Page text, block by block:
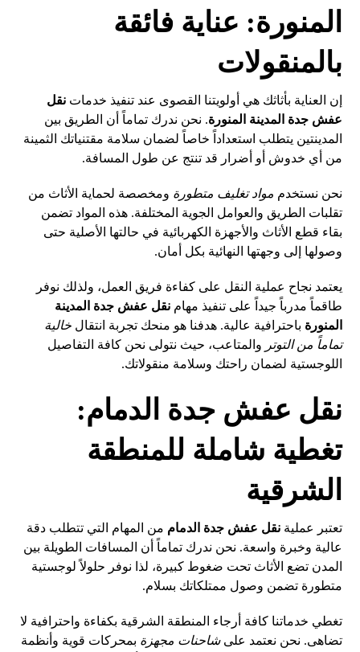
المنورة: عناية فائقة
بالمنقولات
إن العناية بأثاثك هي أولويتنا القصوى عند تنفيذ خدماتنقل
عفش جدة المدينة المنورة. نحن ندرك تماماً أن الطريق بين
المدينتين يتطلب استعداداً خاصاً لضمان سلامة مقتنياتك الثمينة
من أي خدوش أو أضرار قد تنتج عن طول المسافة.
نحن نستخدم مواد تغليف متطورة ومخصصة لحماية الأثاث من
تقلبات الطريق والعوامل الجوية المختلفة. هذه المواد تضمن
بقاء قطع الأثاث والأجهزة الكهربائية في حالتها الأصلية حتى
وصولها إلى وجهتها النهائية بكل أمان.
يعتمد نجاح عملية النقل على كفاءة فريق العمل، ولذلك نوفر
طاقماً مدرباً جيداً على تنفيذ مهامنقل عفش جدة المدينة
المنورة باحترافية عالية. هدفنا هو منحك تجربة انتقالخالية
تماماً من التوتر والمتاعب، حيث نتولى نحن كافة التفاصيل
اللوجستية لضمان راحتك وسلامة منقولاتك.
نقل عفش جدة الدمام:
تغطية شاملة للمنطقة
الشرقية
تعتبر عمليةنقل عفش جدة الدمام من المهام التي تتطلب دقة
عالية وخبرة واسعة. نحن ندرك تماماً أن المسافات الطويلة بين
المدن تضع الأثاث تحت ضغوط كبيرة، لذا نوفر حلولاً لوجستية
متطورة تضمن وصول ممتلكاتك بسلام.
تغطي خدماتنا كافة أرجاء المنطقة الشرقية بكفاءة واحترافية لا
تضاهى. نحن نعتمد علىشاحنات مجهزة بمحركات قوية وأنظمة